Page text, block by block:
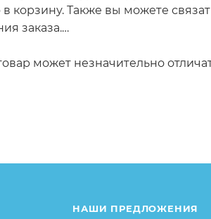
корзину. Также вы можете
заказа.
может незначительно
НАШИ ПРЕДЛОЖЕНИЯ